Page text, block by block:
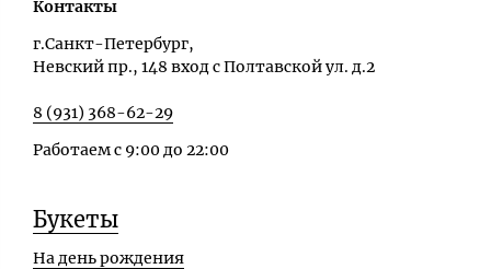
Контакты
г.Санкт-Петербург,
Невский пр., 148 вход с Полтавской ул. д.2
8 (931) 368-62-29
Работаем с 9:00 до 22:00
Букеты
На день рождения